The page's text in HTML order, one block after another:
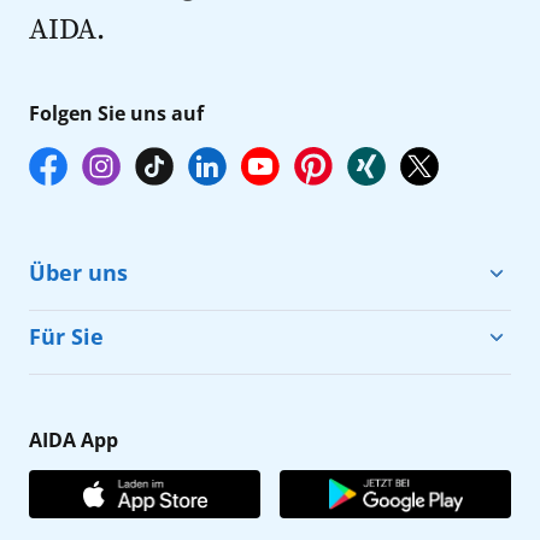
AIDA.
Folgen Sie uns auf
Über uns
Cruise & Help
Karriere
Affiliateprogramm
Für Sie
Gästefragebogen
AIDA Club
AIDA App
AIDA App